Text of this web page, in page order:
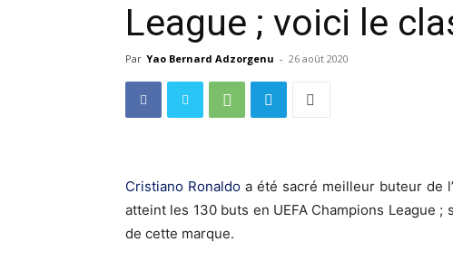
League ; voici le
Par Yao Bernard Adzorgenu - 26 août 2020
Cristiano Ronaldo a été sacré meilleur buteur de
atteint les 130 buts en UEFA Champions League
de cette marque.